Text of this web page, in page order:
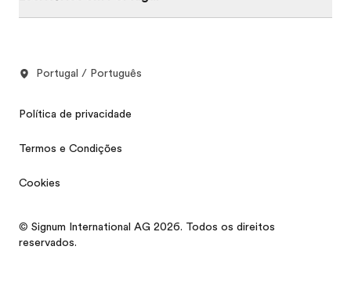
Portugal / Português
Política de privacidade
Termos e Condições
Cookies
© Signum International AG 2026. Todos os direitos
reservados.